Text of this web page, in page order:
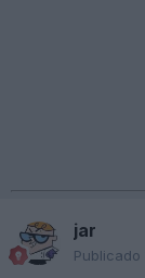
jar
Publicado